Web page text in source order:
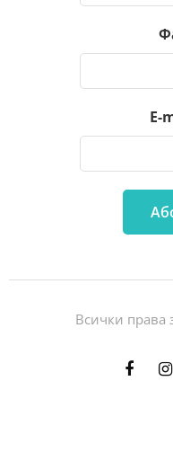
E-
Всички права